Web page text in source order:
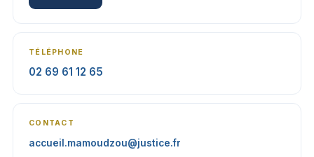
TÉLÉPHONE
02 69 61 12 65
CONTACT
accueil.mamoudzou@justice.fr